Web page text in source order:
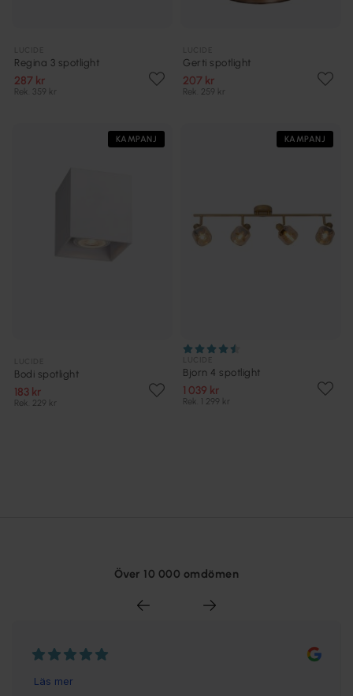
Regina 3 spotlight
287 kr
Rek. 359 kr
Gerti spotlight
207 kr
Rek. 259 kr
KAMPANJ
Bodi spotlight
183 kr
Rek. 229 kr
KAMPANJ
Bjorn 4 spotlight
1 039 kr
Rek. 1 299 kr
Över 10 000 omdömen